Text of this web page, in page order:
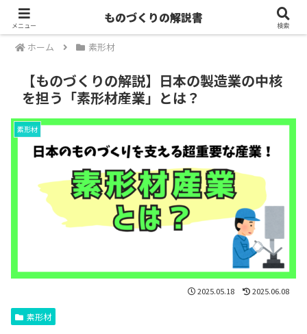
ホーム 素形材
【ものづくりの解説】日本の製造業の中核
を担う「素形材産業」とは？
素形材
2025.05.18 2025.06.08
素形材
メニュー
ものづくりの解説書
検索